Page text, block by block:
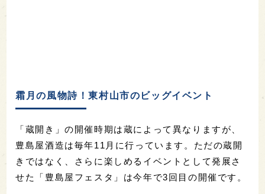
霜月の風物詩！東村山市のビッグイベント
「蔵開き」の開催時期は蔵によって異なりますが、
豊島屋酒造は毎年11月に行っています。ただの蔵開
きではなく、さらに楽しめるイベントとして発展さ
せた「豊島屋フェスタ」は今年で3回目の開催です。